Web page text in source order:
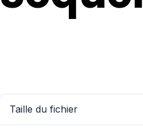
Taille du fichier